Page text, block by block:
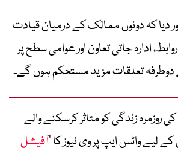
دیا کہ دونوں ممالک کے درمیان قیادت
ادارہ جاتی تعاون اور عوامی سطح پر
تعلقات مزید مستحکم ہوں گے۔
روزمرہ زندگی کو متاثر کرسکنے والے
لیے واٹس ایپ پر وی نیوز کا ’آفیشل